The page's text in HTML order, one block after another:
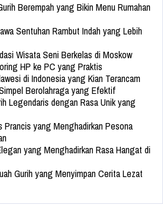
Berempah yang Bikin Menu Rumahan
Sentuhan Rambut Indah yang Lebih
Wisata Seni Berkelas di Moskow
HP ke PC yang Praktis
di Indonesia yang Kian Terancam
Berolahraga yang Efektif
Legendaris dengan Rasa Unik yang
Prancis yang Menghadirkan Pesona
yang Menghadirkan Rasa Hangat di
Gurih yang Menyimpan Cerita Lezat